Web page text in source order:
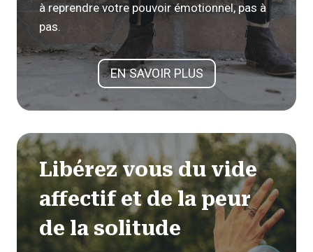
à reprendre votre pouvoir émotionnel, pas à
pas.
EN SAVOIR PLUS
Libérez vous du vide
affectif et de la peur
de la solitude